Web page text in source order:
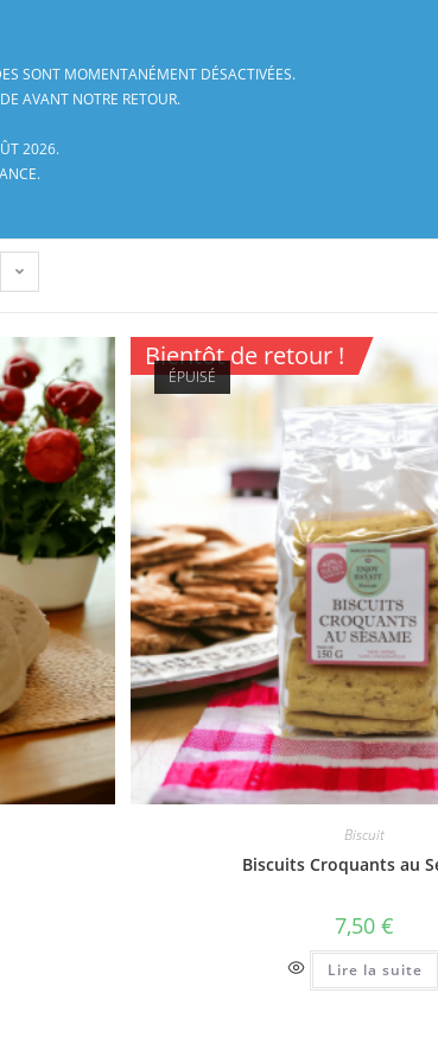
SONT MOMENTANÉMENT DÉSACTIVÉES.
AVANT NOTRE RETOUR.
2026.
Bientôt de retour !
ÉPUISÉ
Biscuit
Biscuits Croquants au
7,50 €
Lire la suite